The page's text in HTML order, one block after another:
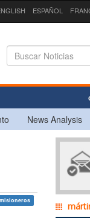
ESPAÑOL
News Analysis
misioneros